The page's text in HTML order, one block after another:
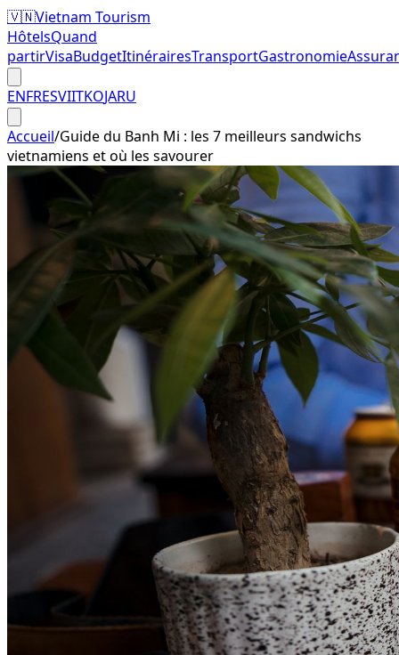
🇻🇳Vietnam Tourism
HôtelsQuand
partirVisaBudgetItinérairesTransportGastronomie
ENFRESVIITKOJARU
Accueil/Guide du Banh Mi : les 7 meilleurs sandwichs
vietnamiens et où les savourer